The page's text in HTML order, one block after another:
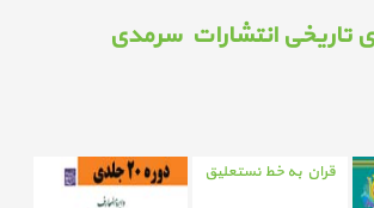
تاریخی انتشارات سرمدی
قران به خط نستعلیق